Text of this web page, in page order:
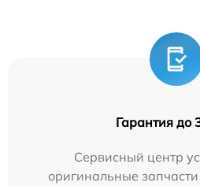
Гарантия до
Сервисный центр
оригинальные